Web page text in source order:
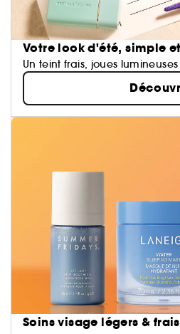
Votre look d'été, simple
Un teint frais, joues
Soins visage légers & frais